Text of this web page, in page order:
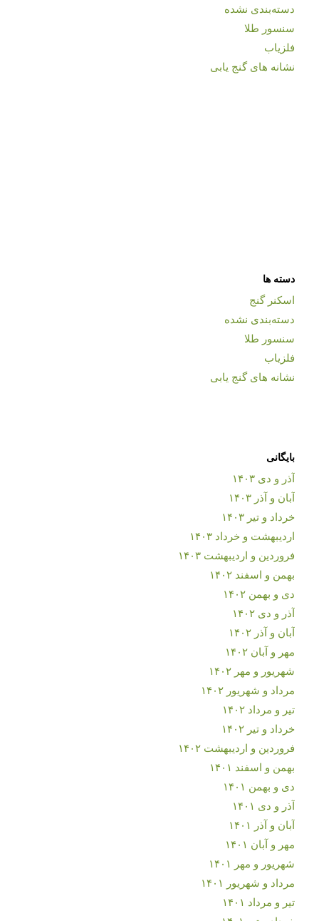
دسته‌بندی نشده
سنسور طلا
فلزیاب
نشانه های گنج یابی
دسته ها
اسکنر گنج
دسته‌بندی نشده
سنسور طلا
فلزیاب
نشانه های گنج یابی
بایگانی
آذر و دی ۱۴۰۳
آبان و آذر ۱۴۰۳
خرداد و تیر ۱۴۰۳
اردیبهشت و خرداد ۱۴۰۳
فروردین و اردیبهشت ۱۴۰۳
بهمن و اسفند ۱۴۰۲
دی و بهمن ۱۴۰۲
آذر و دی ۱۴۰۲
آبان و آذر ۱۴۰۲
مهر و آبان ۱۴۰۲
شهریور و مهر ۱۴۰۲
مرداد و شهریور ۱۴۰۲
تیر و مرداد ۱۴۰۲
خرداد و تیر ۱۴۰۲
فروردین و اردیبهشت ۱۴۰۲
بهمن و اسفند ۱۴۰۱
دی و بهمن ۱۴۰۱
آذر و دی ۱۴۰۱
آبان و آذر ۱۴۰۱
مهر و آبان ۱۴۰۱
شهریور و مهر ۱۴۰۱
مرداد و شهریور ۱۴۰۱
تیر و مرداد ۱۴۰۱